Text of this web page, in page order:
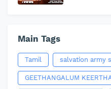
Main Tags
Tamil salvation army
GEETHANGALUM